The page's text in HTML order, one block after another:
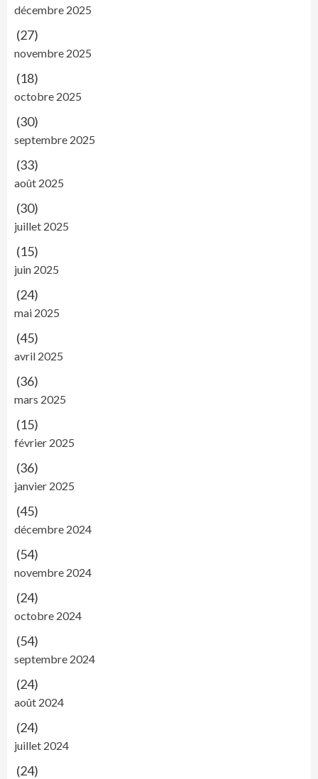
décembre 2025
(27)
novembre 2025
(18)
octobre 2025
(30)
septembre 2025
(33)
août 2025
(30)
juillet 2025
(15)
juin 2025
(24)
mai 2025
(45)
avril 2025
(36)
mars 2025
(15)
février 2025
(36)
janvier 2025
(45)
décembre 2024
(54)
novembre 2024
(24)
octobre 2024
(54)
septembre 2024
(24)
août 2024
(24)
juillet 2024
(24)